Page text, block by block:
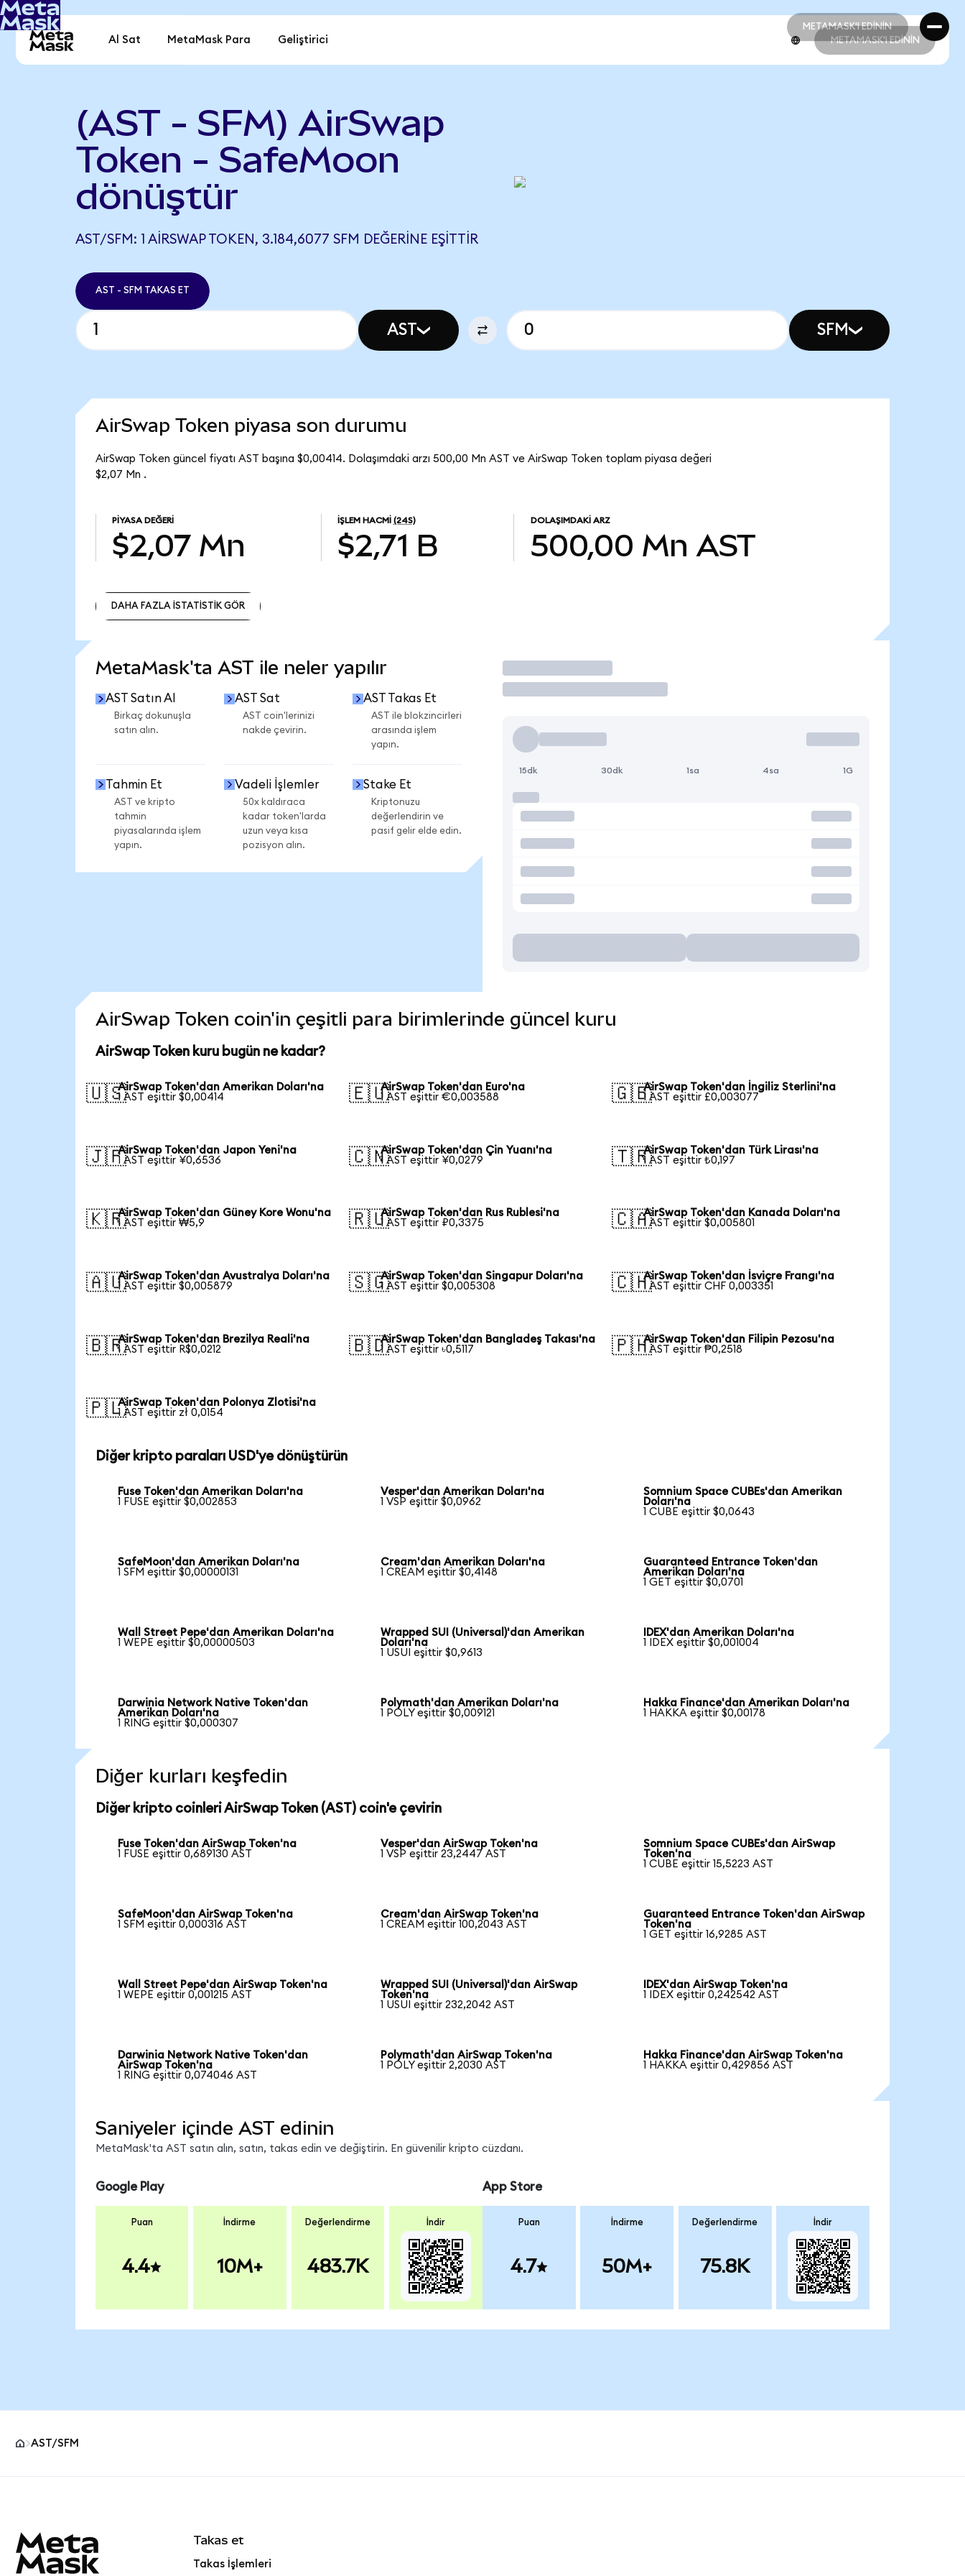
METAMASK'I EDİNİN
METAMASK'I EDİNİN
Al Sat MetaMask Para Geliştirici METAMASK'I EDİNİN
(AST - SFM) AirSwap
Token - SafeMoon
dönüştür
AST/SFM: 1 AIRSWAP TOKEN, 3.184,6077 SFM DEĞERINE EŞITTIR
AST - SFM TAKAS ET
AST SFM
AirSwap Token piyasa son durumu
AirSwap Token güncel fiyatı AST başına $0,00414. Dolaşımdaki arzı 500,00 Mn AST ve AirSwap Token toplam piyasa değeri
$2,07 Mn .
PIYASA DEĞERI
$2,07 Mn
İŞLEM HACMI (24S)
$2,71 B
DOLAŞIMDAKI ARZ
500,00 Mn AST
DAHA FAZLA İSTATİSTİK GÖR
MetaMask'ta AST ile neler yapılır
AST Satın Al
Birkaç dokunuşla
satın alın.
AST Sat
AST coin'lerinizi
nakde çevirin.
AST Takas Et
AST ile blokzincirleri
arasında işlem
yapın.
Tahmin Et
AST ve kripto
tahmin
piyasalarında işlem
yapın.
Vadeli İşlemler
50x kaldıraca
kadar token'larda
uzun veya kısa
pozisyon alın.
Stake Et
Kriptonuzu
değerlendirin ve
pasif gelir elde edin.
İşlem Yap
15dk 30dk 1sa 4sa 1G
AirSwap Token coin'in çeşitli para birimlerinde güncel kuru
AirSwap Token kuru bugün ne kadar?
🇺🇸AirSwap Token'dan Amerikan Doları'na
1 AST eşittir $0,00414
🇪🇺AirSwap Token'dan Euro'na
1 AST eşittir €0,003588
🇬🇧AirSwap Token'dan İngiliz Sterlini'na
1 AST eşittir £0,003077
🇯🇵AirSwap Token'dan Japon Yeni'na
1 AST eşittir ¥0,6536
🇨🇳AirSwap Token'dan Çin Yuanı'na
1 AST eşittir ¥0,0279
🇹🇷AirSwap Token'dan Türk Lirası'na
1 AST eşittir ₺0,197
🇰🇷AirSwap Token'dan Güney Kore Wonu'na
1 AST eşittir ₩5,9
🇷🇺AirSwap Token'dan Rus Rublesi'na
1 AST eşittir ₽0,3375
🇨🇦AirSwap Token'dan Kanada Doları'na
1 AST eşittir $0,005801
🇦🇺AirSwap Token'dan Avustralya Doları'na
1 AST eşittir $0,005879
🇸🇬AirSwap Token'dan Singapur Doları'na
1 AST eşittir $0,005308
🇨🇭AirSwap Token'dan İsviçre Frangı'na
1 AST eşittir CHF 0,003351
🇧🇷AirSwap Token'dan Brezilya Reali'na
1 AST eşittir R$0,0212
🇧🇩AirSwap Token'dan Bangladeş Takası'na
1 AST eşittir ৳0,5117
🇵🇭AirSwap Token'dan Filipin Pezosu'na
1 AST eşittir ₱0,2518
🇵🇱AirSwap Token'dan Polonya Zlotisi'na
1 AST eşittir zł 0,0154
Diğer kripto paraları USD'ye dönüştürün
Fuse Token'dan Amerikan Doları'na
1 FUSE eşittir $0,002853
Vesper'dan Amerikan Doları'na
1 VSP eşittir $0,0962
Somnium Space CUBEs'dan Amerikan
Doları'na
1 CUBE eşittir $0,0643
SafeMoon'dan Amerikan Doları'na
1 SFM eşittir $0,00000131
Cream'dan Amerikan Doları'na
1 CREAM eşittir $0,4148
Guaranteed Entrance Token'dan
Amerikan Doları'na
1 GET eşittir $0,0701
Wall Street Pepe'dan Amerikan Doları'na
1 WEPE eşittir $0,00000503
Wrapped SUI (Universal)'dan Amerikan
Doları'na
1 USUI eşittir $0,9613
IDEX'dan Amerikan Doları'na
1 IDEX eşittir $0,001004
Darwinia Network Native Token'dan
Amerikan Doları'na
1 RING eşittir $0,000307
Polymath'dan Amerikan Doları'na
1 POLY eşittir $0,009121
Hakka Finance'dan Amerikan Doları'na
1 HAKKA eşittir $0,00178
Diğer kurları keşfedin
Diğer kripto coinleri AirSwap Token (AST) coin'e çevirin
Fuse Token'dan AirSwap Token'na
1 FUSE eşittir 0,689130 AST
Vesper'dan AirSwap Token'na
1 VSP eşittir 23,2447 AST
Somnium Space CUBEs'dan AirSwap
Token'na
1 CUBE eşittir 15,5223 AST
SafeMoon'dan AirSwap Token'na
1 SFM eşittir 0,000316 AST
Cream'dan AirSwap Token'na
1 CREAM eşittir 100,2043 AST
Guaranteed Entrance Token'dan AirSwap
Token'na
1 GET eşittir 16,9285 AST
Wall Street Pepe'dan AirSwap Token'na
1 WEPE eşittir 0,001215 AST
Wrapped SUI (Universal)'dan AirSwap
Token'na
1 USUI eşittir 232,2042 AST
IDEX'dan AirSwap Token'na
1 IDEX eşittir 0,242542 AST
Darwinia Network Native Token'dan
AirSwap Token'na
1 RING eşittir 0,074046 AST
Polymath'dan AirSwap Token'na
1 POLY eşittir 2,2030 AST
Hakka Finance'dan AirSwap Token'na
1 HAKKA eşittir 0,429856 AST
Saniyeler içinde AST edinin
MetaMask'ta AST satın alın, satın, takas edin ve değiştirin. En güvenilir kripto cüzdanı.
Google Play
Puan
4.4
İndirme
10M+
Değerlendirme
483.7K
İndir
App Store
Puan
4.7
İndirme
50M+
Değerlendirme
75.8K
İndir
AST/SFM
Takas et
Takas İşlemleri